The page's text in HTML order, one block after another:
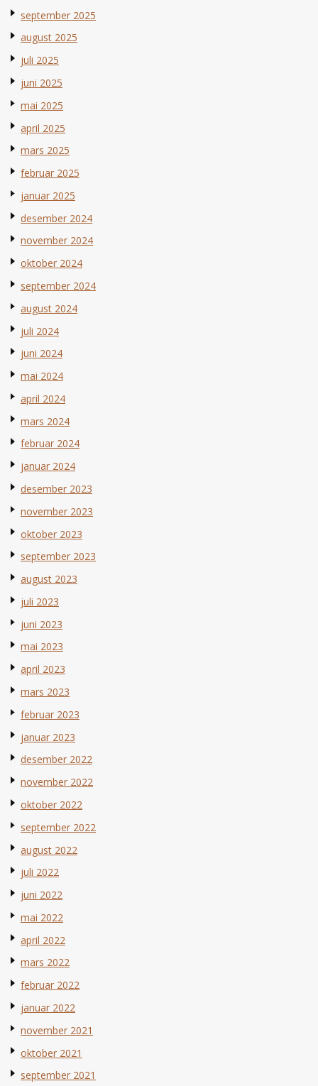
september 2025
august 2025
juli 2025
juni 2025
mai 2025
april 2025
mars 2025
februar 2025
januar 2025
desember 2024
november 2024
oktober 2024
september 2024
august 2024
juli 2024
juni 2024
mai 2024
april 2024
mars 2024
februar 2024
januar 2024
desember 2023
november 2023
oktober 2023
september 2023
august 2023
juli 2023
juni 2023
mai 2023
april 2023
mars 2023
februar 2023
januar 2023
desember 2022
november 2022
oktober 2022
september 2022
august 2022
juli 2022
juni 2022
mai 2022
april 2022
mars 2022
februar 2022
januar 2022
november 2021
oktober 2021
september 2021